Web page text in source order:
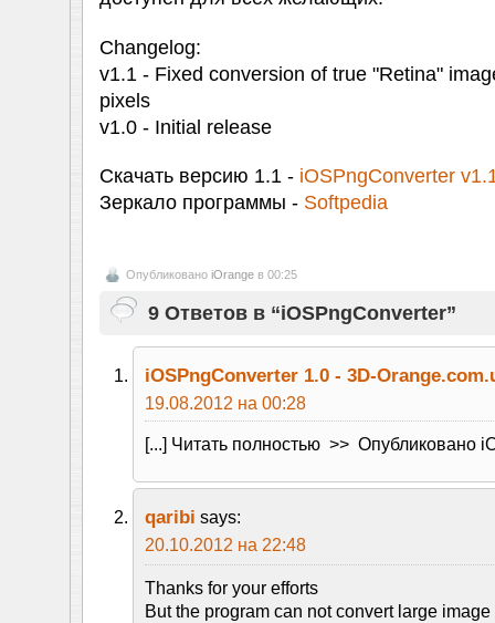
Changelog:
v1.1 - Fixed conversion of true "Retina"
pixels
v1.0 - Initial release
Скачать версию 1.1 - iOSPngConverter
Зеркало программы - Softpedia
Опубликовано iOrangeв 00:25
9 Ответов в “iOSPngConverter”
iOSPngConverter 1.0 - 3D-
19.08.2012 на 00:28
[...] Читать полностью >> Опубликовано
qaribi says:
20.10.2012 на 22:48
Thanks for your efforts
But the program can not convert large image